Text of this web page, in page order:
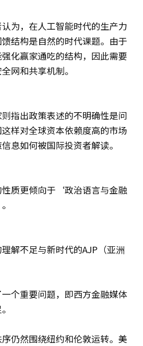
为，在人工智能时代的生产力
结构是自然的时代课题。由于
化赢家通吃的结构，因此需要
网和共享机制。
指出政策表述的不明确性是问
样对全球资本依赖度高的市场
息如何被国际投资者解读。
质更倾向于‘政治语言与金融
解不足与新时代的AJP（亚洲
个重要问题，即西方金融媒体
仍然围绕纽约和伦敦运转。美